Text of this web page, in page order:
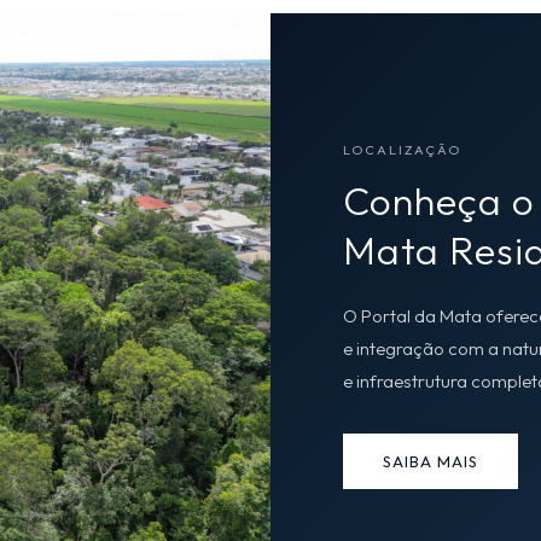
LOCALIZAÇÃO
Conheça
Mata
O Portal da Mata
e integração com a
e infraestrutura
SAIBA MAIS